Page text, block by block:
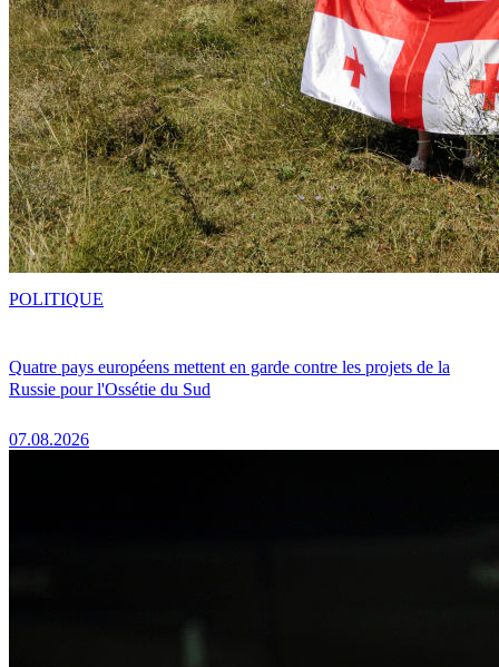
Quatre pays européens mettent en garde contre les projets de la
Russie pour l'Ossétie du Sud
07.08.2026
POLITIQUE